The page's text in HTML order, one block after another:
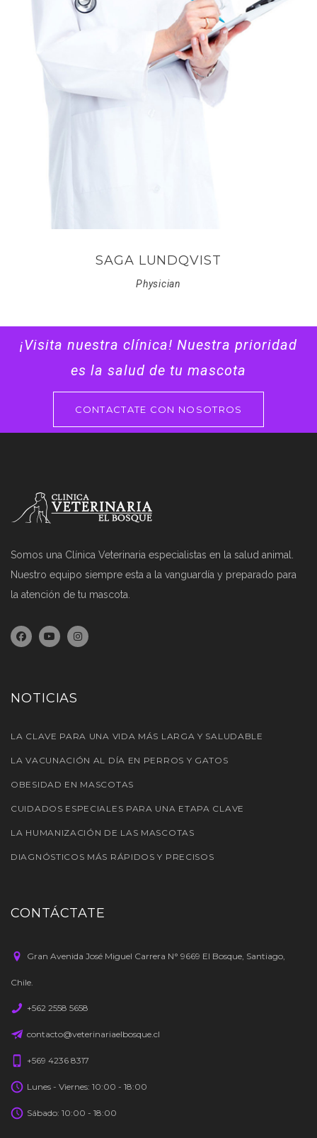
SAGA LUNDQVIST
Physician
¡Visita nuestra clínica! Nuestra prioridad
es la salud de tu mascota
CONTACTATE CON NOSOTROS
Somos una Clínica Veterinaria especialistas en la salud animal.
Nuestro equipo siempre esta a la vanguardía y preparado para
la atención de tu mascota.
NOTICIAS
LA CLAVE PARA UNA VIDA MÁS LARGA Y SALUDABLE
LA VACUNACIÓN AL DÍA EN PERROS Y GATOS
OBESIDAD EN MASCOTAS
CUIDADOS ESPECIALES PARA UNA ETAPA CLAVE
LA HUMANIZACIÓN DE LAS MASCOTAS
DIAGNÓSTICOS MÁS RÁPIDOS Y PRECISOS
CONTÁCTATE
Gran Avenida José Miguel Carrera N° 9669 El Bosque, Santiago,
Chile.
+562 2558 5658
contacto@veterinariaelbosque.cl
+569 4236 8317
Lunes - Viernes: 10:00 - 18:00
Sábado: 10:00 - 18:00